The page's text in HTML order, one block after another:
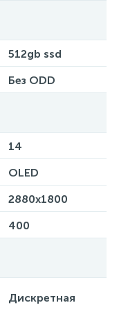
512gb ssd
Без ODD
14
OLED
2880x1800
400
Дискретная